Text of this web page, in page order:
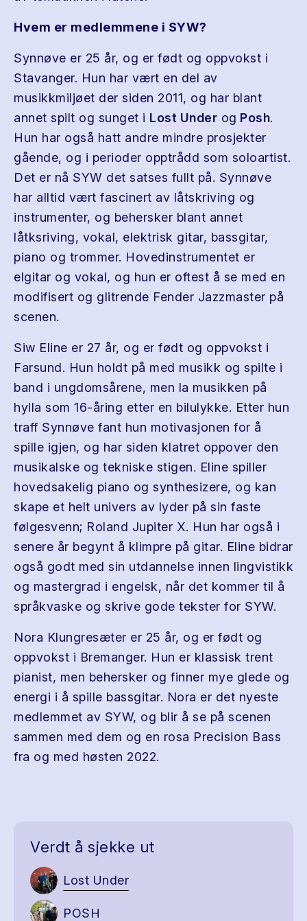
Hvem er medlemmene i SYW?
Synnøve er 25 år, og er født og oppvokst i
Stavanger. Hun har vært en del av
musikkmiljøet der siden 2011, og har blant
annet spilt og sunget i Lost Under og Posh.
Hun har også hatt andre mindre prosjekter
gående, og i perioder opptrådd som soloartist.
Det er nå SYW det satses fullt på. Synnøve
har alltid vært fascinert av låtskriving og
instrumenter, og behersker blant annet
låtksriving, vokal, elektrisk gitar, bassgitar,
piano og trommer. Hovedinstrumentet er
elgitar og vokal, og hun er oftest å se med en
modifisert og glitrende Fender Jazzmaster på
scenen.
Siw Eline er 27 år, og er født og oppvokst i
Farsund. Hun holdt på med musikk og spilte i
band i ungdomsårene, men la musikken på
hylla som 16-åring etter en bilulykke. Etter hun
traff Synnøve fant hun motivasjonen for å
spille igjen, og har siden klatret oppover den
musikalske og tekniske stigen. Eline spiller
hovedsakelig piano og synthesizere, og kan
skape et helt univers av lyder på sin faste
følgesvenn; Roland Jupiter X. Hun har også i
senere år begynt å klimpre på gitar. Eline bidrar
også godt med sin utdannelse innen lingvistikk
og mastergrad i engelsk, når det kommer til å
språkvaske og skrive gode tekster for SYW.
Nora Klungresæter er 25 år, og er født og
oppvokst i Bremanger. Hun er klassisk trent
pianist, men behersker og finner mye glede og
energi i å spille bassgitar. Nora er det nyeste
medlemmet av SYW, og blir å se på scenen
sammen med dem og en rosa Precision Bass
fra og med høsten 2022.
Verdt å sjekke ut
Lost Under
POSH